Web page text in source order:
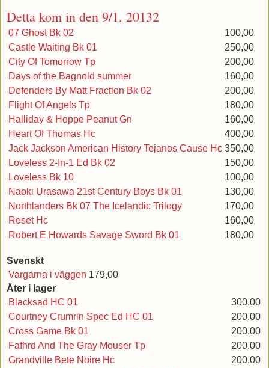
Detta kom in den 9/1, 20132
07 Ghost Bk 02
100,00
Castle Waiting Bk 01
250,00
City Of Tomorrow Tp
200,00
Days of the Bagnold summer
160,00
Defenders By Matt Fraction Bk 02
200,00
Flight Of Angels Tp
180,00
Halliday & Hoppe Peanut Gn
160,00
Heart Of Thomas Hc
400,00
Jack Jackson American History Tejanos Cause Hc 350,00
Loveless 2-In-1 Ed Bk 02
150,00
Loveless Bk 10
100,00
Naoki Urasawa 21st Century Boys Bk 01
130,00
Northlanders Bk 07 The Icelandic Trilogy
170,00
Reset Hc
160,00
Robert E Howards Savage Sword Bk 01
180,00
Svenskt
Vargarna i väggen 179,00
Åter i lager
Blacksad HC 01
300,00
Courtney Crumrin Spec Ed HC 01
200,00
Cross Game Bk 01
200,00
Fafhrd And The Gray Mouser Tp
200,00
Grandville Bete Noire Hc
200,00